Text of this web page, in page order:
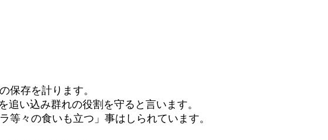
保存を計ります。
い込み群れの役割を守ると言います。
々の食いも立つ」事はしられています。